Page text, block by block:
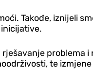
Takođe, iznijeli
inicijative.
te